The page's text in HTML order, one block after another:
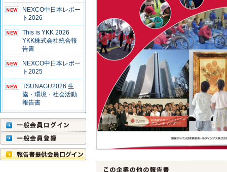
NEXCO中日本レポー
ト2026
This is YKK 2026
YKK株式会社統合報
告書
NEXCO中日本レポー
ト2025
TSUNAGU2026 生
協・環境・社会活動
報告書